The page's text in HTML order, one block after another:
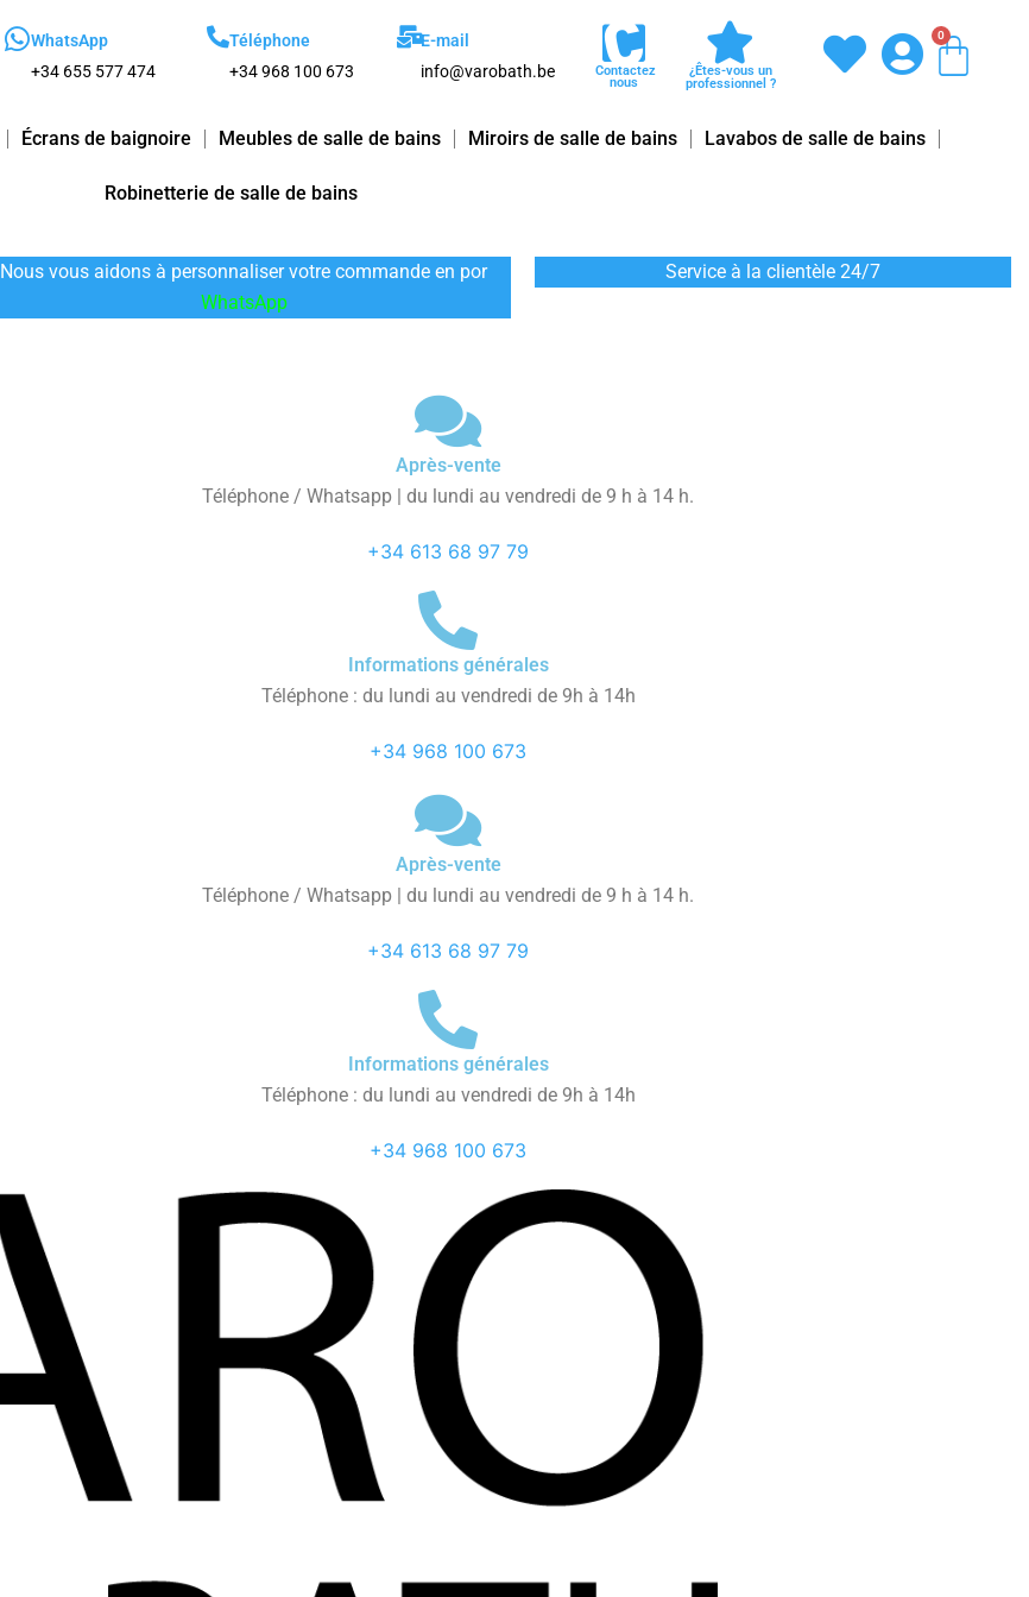
WhatsApp
+34 655 577 474
Téléphone
+34 968 100 673
E-mail
info@varobath.be
Contactez
nous
¿Êtes-vous un
professionnel ?
0
Écrans de baignoire Meubles de salle de bains Miroirs de salle de bains Lavabos de salle de bains
Robinetterie de salle de bains
Nous vous aidons à personnaliser votre commande en por
WhatsApp
Service à la clientèle 24/7
Après-vente
Téléphone / Whatsapp | du lundi au vendredi de 9 h à 14 h.
+34 613 68 97 79
Informations générales
Téléphone : du lundi au vendredi de 9h à 14h
+34 968 100 673
Après-vente
Téléphone / Whatsapp | du lundi au vendredi de 9 h à 14 h.
+34 613 68 97 79
Informations générales
Téléphone : du lundi au vendredi de 9h à 14h
+34 968 100 673